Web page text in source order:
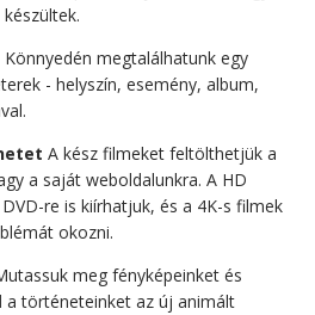
Könnyedén megtalálhatunk egy
- helyszín, esemény, album,
A kész filmeket feltölthetjük a
a saját weboldalunkra. A HD
re is kiírhatjuk, és a 4K-s filmek
okozni.
meg fényképeinket és
a történeteinket az új animált